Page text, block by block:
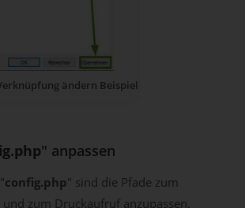
ändern Beispiel
" anpassen
config.php" sind die Pfade zum
zum Druckaufruf anzupassen.